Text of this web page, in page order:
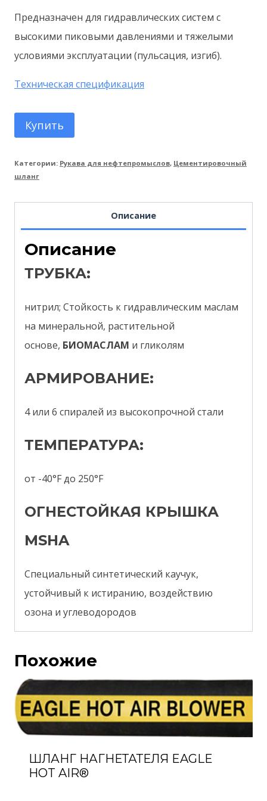
Предназначен для гидравлических систем с
высокими пиковыми давлениями и тяжелыми
условиями эксплуатации (пульсация, изгиб).
Техническая спецификация
Купить
Категории: Рукава для нефтепромыслов, Цементировочный
шланг
Описание
Описание
ТРУБКА:
нитрил; Стойкость к гидравлическим маслам
на минеральной, растительной
основе, БИОМАСЛАМ и гликолям
АРМИРОВАНИЕ:
4 или 6 спиралей из высокопрочной стали
ТЕМПЕРАТУРА:
от -40°F до 250°F
ОГНЕСТОЙКАЯ КРЫШКА
MSHA
Специальный синтетический каучук,
устойчивый к истиранию, воздействию
озона и углеводородов
Похожие
ШЛАНГ НАГНЕТАТЕЛЯ EAGLE
HOT AIR®